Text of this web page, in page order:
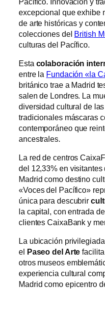
excepcional que exhibe
de arte históricas y
colecciones del British
culturas del Pacífico.
Esta colaboración
entre la Fundación «la
británico trae a Madrid
salen de Londres. La
diversidad cultural de
tradicionales máscaras
contemporáneo que
ancestrales.
La red de centros
del 12,33% en
Madrid como destino
«Voces del Pacífico»
única para descubrir
la capital, con entrada
clientes CaixaBank y
La ubicación
el
Paseo del Arte
otros museos
experiencia cultural
Madrid como epicentro